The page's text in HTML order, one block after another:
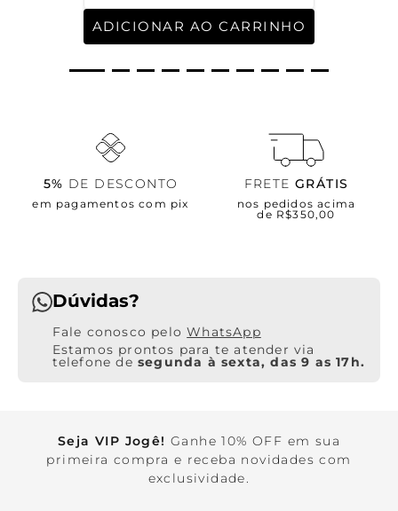
ADICIONAR AO CARRINHO
5% DE DESCONTO
em pagamentos com pix
FRETE GRÁTIS
nos pedidos acima
de R$350,00
Dúvidas?
WhatsApp
Estamos prontos para te atender via
telefone de segunda à sexta, das 9 as 17h.
Seja VIP Jogê! Ganhe 10% OFF em sua
primeira compra e receba novidades com
exclusividade.